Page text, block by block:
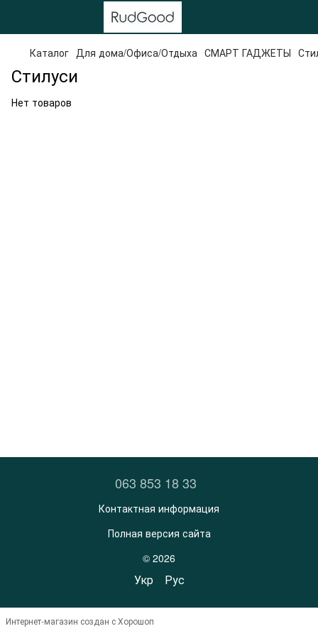
Каталог Для дома/Офиса/Отдыха СМАРТ ГАДЖЕТЫ
Стилуси
Нет товаров
063 853 18 33
Контактная информация
Полная версия сайта
© 2026
Укр Рус
Интернет-магазин создан с Хорошоп